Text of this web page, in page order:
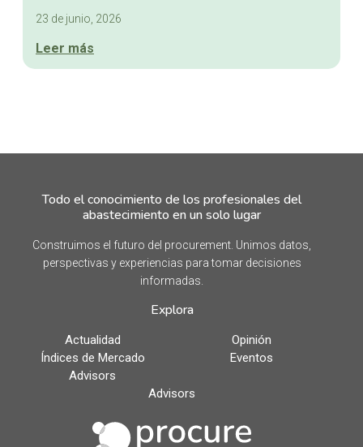
23 de junio, 2026
Leer más
Todo el conocimiento de los profesionales del
abastecimiento en un solo lugar
Construimos el futuro del procurement. Unimos datos,
perspectivas y experiencias para tomar decisiones
informadas.
Explora
Actualidad
Opinión
Índices de Mercado
Eventos
Advisors
Advisors